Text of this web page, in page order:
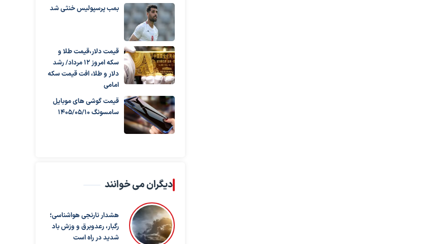
بمب پرسپولیس خنثی شد
قیمت دلار،قیمت طلا و
سکه امروز ۱۲ مرداد/ رشد
دلار و طلا، افت قیمت سکه
امامی
قیمت گوشی های موبایل
سامسونگ 1405/05/10
دیگران می خوانند
هشدار نارنجی هواشناسی؛
رگبار، رعدوبرق و وزش باد
شدید در راه است